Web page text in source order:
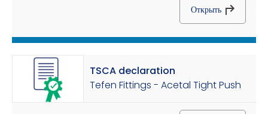
Открыть
TSCA declaration
Tefen Fittings - Acetal Tight Push